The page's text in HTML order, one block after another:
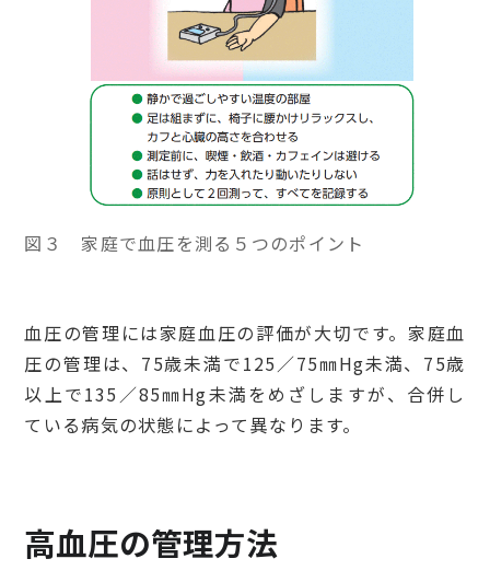
図３ 家庭で血圧を測る５つのポイント
血圧の管理には家庭血圧の評価が大切です。家庭血
圧の管理は、75歳未満で125／75㎜Hg未満、75歳
以上で135／85㎜Hg未満をめざしますが、合併し
ている病気の状態によって異なります。
高血圧の管理方法